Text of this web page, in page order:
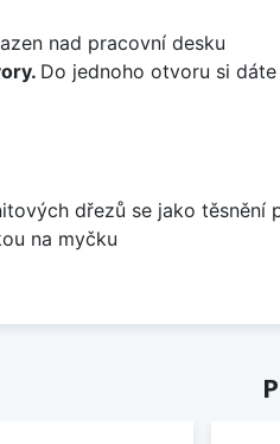
nad pracovní desku
Do jednoho otvoru si
dřezů se jako těsnění
na myčku